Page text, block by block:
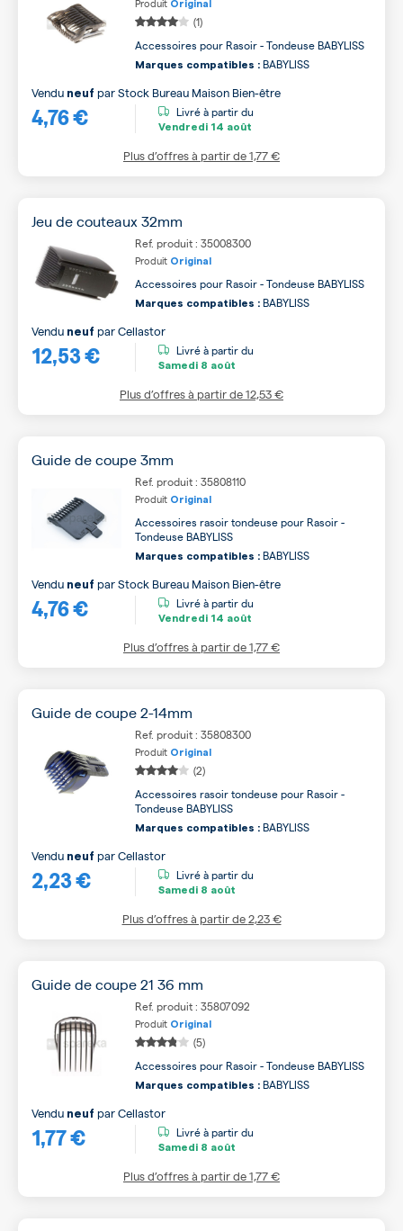
Produit Original
(1)
Accessoires pour Rasoir - Tondeuse BABYLISS
Marques compatibles : BABYLISS
4,76 €
Vendu neuf parStock Bureau Maison Bien-être
Livré à partir du
Vendredi 14 août
Plus d’offres à partir de1,77 €
Jeu de couteaux 32mm
Ref. produit : 35008300
Produit Original
Accessoires pour Rasoir - Tondeuse BABYLISS
Marques compatibles : BABYLISS
12,53 €
Vendu neuf parCellastor
Livré à partir du
Samedi 8 août
Plus d’offres à partir de12,53 €
Guide de coupe 3mm
Ref. produit : 35808110
Produit Original
Accessoires rasoir tondeuse pour Rasoir -
Tondeuse BABYLISS
Marques compatibles : BABYLISS
4,76 €
Vendu neuf parStock Bureau Maison Bien-être
Livré à partir du
Vendredi 14 août
Plus d’offres à partir de1,77 €
Guide de coupe 2-14mm
Ref. produit : 35808300
Produit Original
(2)
Accessoires rasoir tondeuse pour Rasoir -
Tondeuse BABYLISS
Marques compatibles : BABYLISS
2,23 €
Vendu neuf parCellastor
Livré à partir du
Samedi 8 août
Plus d’offres à partir de2,23 €
Guide de coupe 21 36 mm
Ref. produit : 35807092
Produit Original
(5)
Accessoires pour Rasoir - Tondeuse BABYLISS
Marques compatibles : BABYLISS
1,77 €
Vendu neuf parCellastor
Livré à partir du
Samedi 8 août
Plus d’offres à partir de1,77 €